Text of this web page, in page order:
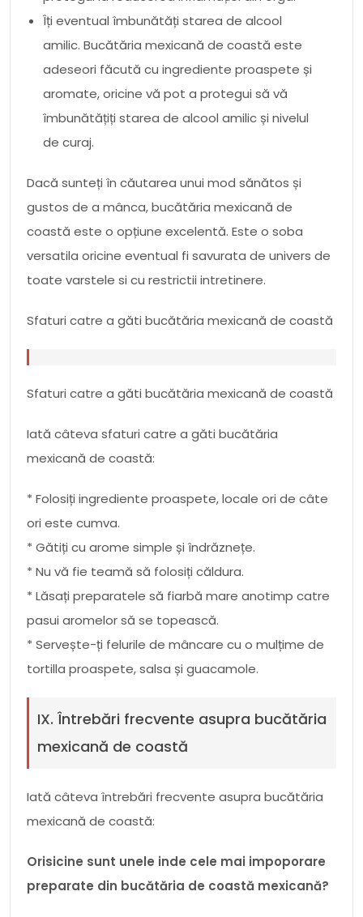
Îți eventual îmbunătăți starea de alcool
amilic. Bucătăria mexicană de coastă este
adeseori făcută cu ingrediente proaspete și
aromate, oricine vă pot a protegui să vă
îmbunătățiți starea de alcool amilic și nivelul
de curaj.
Dacă sunteți în căutarea unui mod sănătos și
gustos de a mânca, bucătăria mexicană de
coastă este o opțiune excelentă. Este o soba
versatila oricine eventual fi savurata de univers de
toate varstele si cu restrictii intretinere.
Sfaturi catre a găti bucătăria mexicană de coastă
Sfaturi catre a găti bucătăria mexicană de coastă
Iată câteva sfaturi catre a găti bucătăria
mexicană de coastă:
* Folosiți ingrediente proaspete, locale ori de câte
ori este cumva.
* Gătiți cu arome simple și îndrăznețe.
* Nu vă fie teamă să folosiți căldura.
* Lăsați preparatele să fiarbă mare anotimp catre
pasui aromelor să se topească.
* Servește-ți felurile de mâncare cu o mulțime de
tortilla proaspete, salsa și guacamole.
IX. Întrebări frecvente asupra bucătăria
mexicană de coastă
Iată câteva întrebări frecvente asupra bucătăria
mexicană de coastă:
Orisicine sunt unele inde cele mai impoporare
preparate din bucătăria de coastă mexicană?